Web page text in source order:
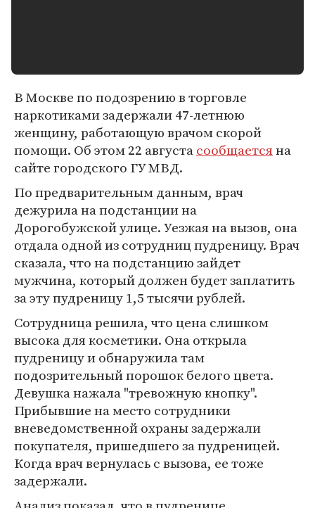
В Москве по подозрению в торговле
наркотиками задержали 47-летнюю
женщину, работающую врачом скорой
помощи. Об этом 22 августасообщаетсяна
сайте городского ГУ МВД.
По предварительным данным, врач
дежурила на подстанции на
Дорогобужской улице. Уезжая на вызов, она
отдала одной из сотрудниц пудреницу. Врач
сказала, что на подстанцию зайдет
мужчина, который должен будет заплатить
за эту пудреницу 1,5 тысячи рублей.
Сотрудница решила, что цена слишком
высока для косметики. Она открыла
пудреницу и обнаружила там
подозрительный порошок белого цвета.
Девушка нажала "тревожную кнопку".
Прибывшие на место сотрудники
вневедомственной охраны задержали
покупателя, пришедшего за пудреницей.
Когда врач вернулась с вызова, ее тоже
задержали.